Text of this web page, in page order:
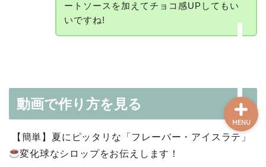
ートソースを加えてチョコ感UPしてもい
いですね!
動画で作り方を見る
【簡単】夏にピッタリな「フレーバー・アイスラテ」
変化球なシロップをお伝えします！
MENU
レシピ